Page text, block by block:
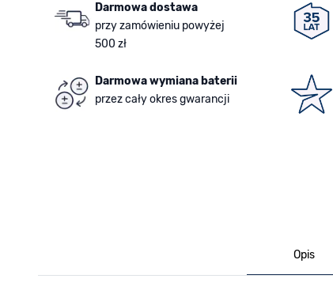
Darmowa dostawa
przy zamówieniu powyżej
500 zł
Darmowa wymiana baterii
przez cały okres gwarancji
Opis